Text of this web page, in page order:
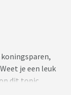
je een leuk
dit topic.